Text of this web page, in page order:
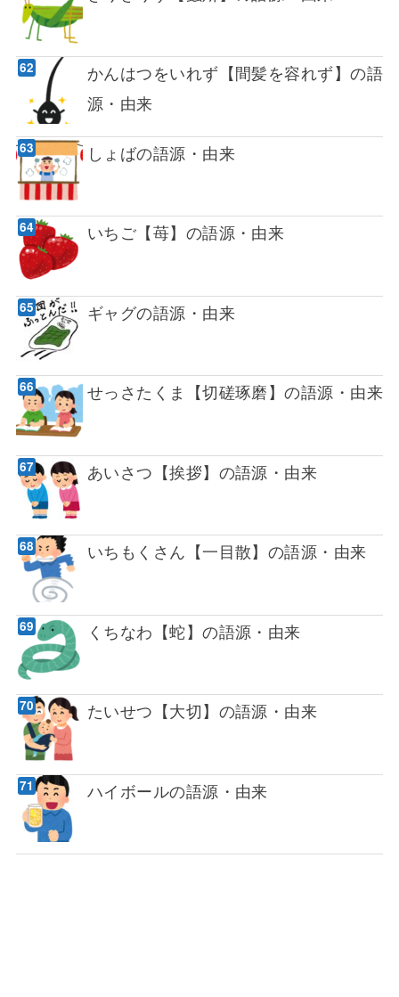
かんはつをいれず【間髪を容れず】の語
源・由来
しょばの語源・由来
いちご【苺】の語源・由来
ギャグの語源・由来
せっさたくま【切磋琢磨】の語源・由来
あいさつ【挨拶】の語源・由来
いちもくさん【一目散】の語源・由来
くちなわ【蛇】の語源・由来
たいせつ【大切】の語源・由来
ハイボールの語源・由来